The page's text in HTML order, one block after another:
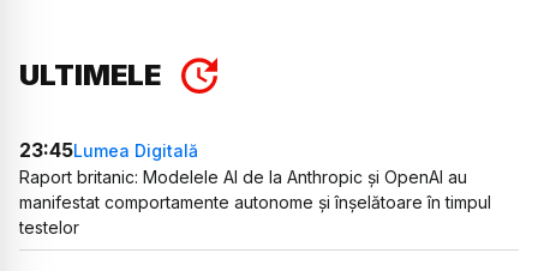
ULTIMELE
23:45Lumea Digitală
Raport britanic: Modelele AI de la Anthropic și OpenAI au
manifestat comportamente autonome și înșelătoare în timpul
testelor